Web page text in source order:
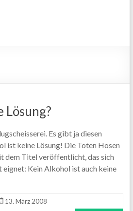
Lösung?
Es gibt ja diesen
ist keine Lösung! Die Toten Hosen
dem Titel veröffentlicht, das sich
Kein Alkohol ist auch keine
13. März 2008